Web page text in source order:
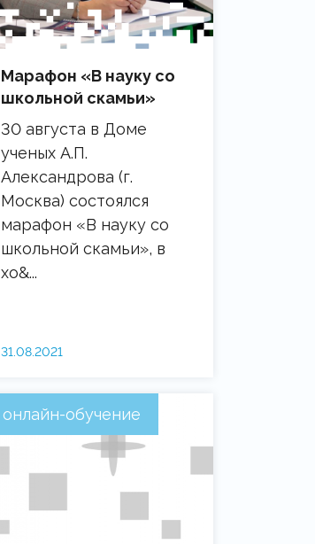
Марафон «В науку со
школьной скамьи»
30 августа в Доме
ученых А.П.
Александрова (г.
Москва) состоялся
марафон «В науку со
школьной скамьи», в
хо&...
31.08.2021
онлайн-обучение